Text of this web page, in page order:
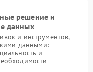
решение и
данных
и инструментов,
данными:
и